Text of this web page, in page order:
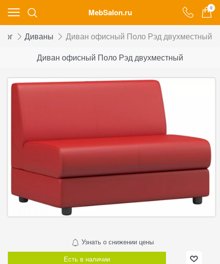
MebSalon.ru 0
Диваны
Диван офисный Поло Рэд двухместный
Диван офисный Поло Рэд двухместный
Узнать о снижении цены
Есть в наличии